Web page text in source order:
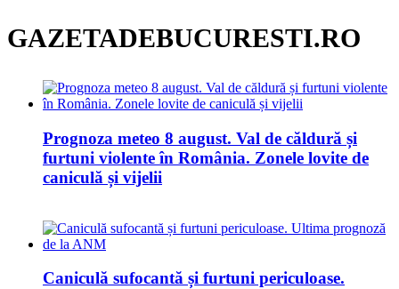
GAZETADEBUCURESTI.RO
Prognoza meteo 8 august. Val de căldură și
furtuni violente în România. Zonele lovite de
caniculă și vijelii
Caniculă sufocantă și furtuni periculoase.